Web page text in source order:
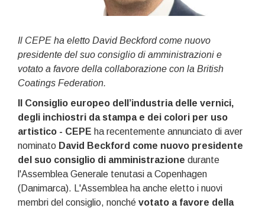
Il CEPE ha eletto David Beckford come nuovo
presidente del suo consiglio di amministrazioni e
votato a favore della collaborazione con la British
Coatings Federation.
Il Consiglio europeo dell’industria delle vernici,
degli inchiostri da stampa e dei colori per uso
artistico - CEPE ha recentemente annunciato di aver
nominato David Beckford come nuovo presidente
del suo consiglio di amministrazione durante
l'Assemblea Generale tenutasi a Copenhagen
(Danimarca). L'Assemblea ha anche eletto i nuovi
membri del consiglio, nonché votato a favore della